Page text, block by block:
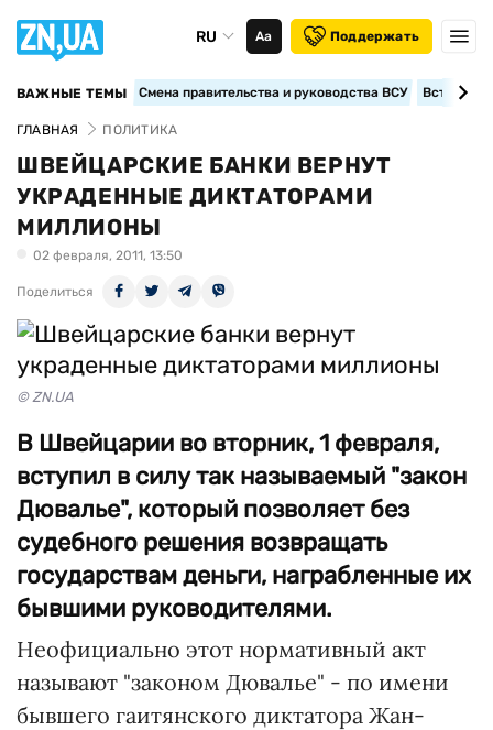
RU Аа Поддержать
ВАЖНЫЕ ТЕМЫ Смена правительства и руководства ВСУ
ГЛАВНАЯ ПОЛИТИКА
ШВЕЙЦАРСКИЕ БАНКИ ВЕРНУТ
УКРАДЕННЫЕ ДИКТАТОРАМИ
МИЛЛИОНЫ
02 февраля, 2011, 13:50
Поделиться
© ZN.UA
В Швейцарии во вторник, 1 февраля,
вступил в силу так называемый "закон
Дювалье", который позволяет без
судебного решения возвращать
государствам деньги, награбленные их
бывшими руководителями.
Неофициально этот нормативный акт
называют "законом Дювалье" - по имени
бывшего гаитянского диктатора Жан-